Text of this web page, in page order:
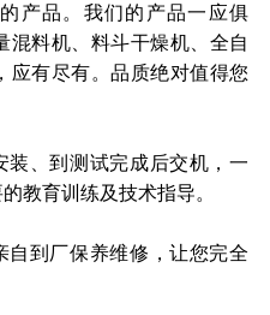
产品。我们的产品一应俱
混料机、料斗干燥机、全自
应有尽有。品质绝对值得您
、到测试完成后交机，一
教育训练及技术指导。
到厂保养维修，让您完全